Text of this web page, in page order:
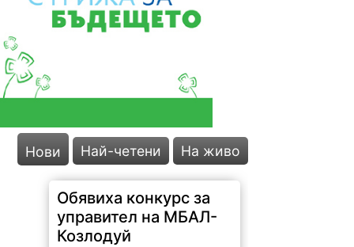
Нови Най-четени На живо
Обявиха конкурс за
управител на МБАЛ-
Козлодуй